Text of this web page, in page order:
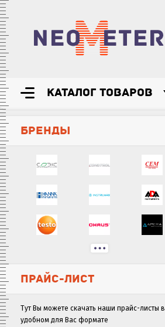
КАТАЛОГ ТОВАРОВ
БРЕНДЫ
ПРАЙС-ЛИСТ
Тут Вы можете скачать наши прайс-листы в
удобном для Вас формате